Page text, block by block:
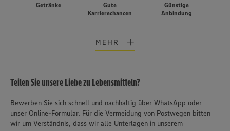
Getränke
Gute
Karrierechancen
Günstige
Anbindung
MEHR
Teilen Sie unsere Liebe zu Lebensmitteln?
Bewerben Sie sich schnell und nachhaltig über WhatsApp oder
unser Online-Formular. Für die Vermeidung von Postwegen bitten
wir um Verständnis, dass wir alle Unterlagen in unserem